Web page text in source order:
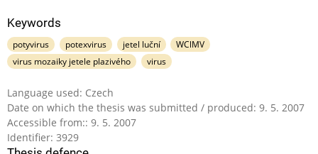
Keywords
potyvirus potexvirus jetel luční
WClMV
virus mozaiky jetele plazivého
virus
Language used: Czech
Date on which the thesis was submitted / produced: 9. 5. 2007
Accessible from:: 9. 5. 2007
Identifier: 3929